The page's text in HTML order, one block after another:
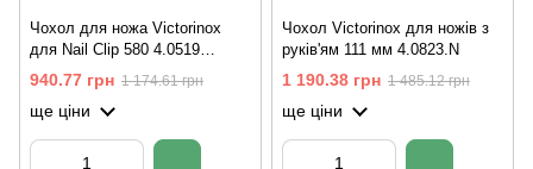
Чохол для ножа Victorinox
для Nail Clip 580 4.0519
чорний
940.77 грн 1 174.61 грн
ще ціни
Чохол Victorinox для ножів з
руків'ям 111 мм 4.0823.N
1 190.38 грн 1 485.12 грн
ще ціни